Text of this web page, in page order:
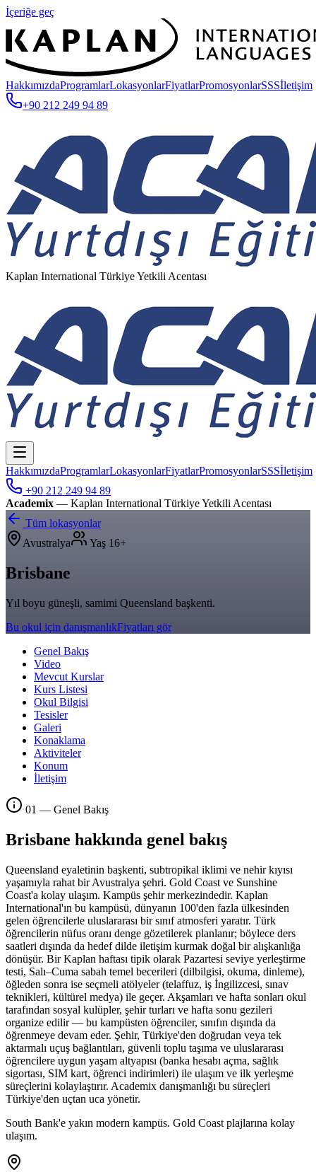
İçeriğe geç
HakkımızdaProgramlarLokasyonlarFiyatlarPromosyonlarSSSİletişim
+90 212 249 94 89
Kaplan International Türkiye Yetkili Acentası
HakkımızdaProgramlarLokasyonlarFiyatlarPromosyonlarSSSİletişim
+90 212 249 94 89
Academix — Kaplan International Türkiye Yetkili Acentası
Tüm lokasyonlar
Avustralya
Yaş 16+
Brisbane
Yıl boyu güneşli, samimi Queensland başkenti.
Bu okul için danışmanlıkFiyatları gör
Genel Bakış
Video
Mevcut Kurslar
Kurs Listesi
Okul Bilgisi
Tesisler
Galeri
Konaklama
Aktiviteler
Konum
İletişim
01 — Genel Bakış
Brisbane hakkında genel bakış
Queensland eyaletinin başkenti, subtropikal iklimi ve nehir kıyısı
yaşamıyla rahat bir Avustralya şehri. Gold Coast ve Sunshine
Coast'a kolay ulaşım. Kampüs şehir merkezindedir. Kaplan
International'ın bu kampüsü, dünyanın 100'den fazla ülkesinden
gelen öğrencilerle uluslararası bir sınıf atmosferi yaratır. Türk
öğrencilerin nüfus oranı denge gözetilerek planlanır; böylece ders
saatleri dışında da hedef dilde iletişim kurmak doğal bir alışkanlığa
dönüşür. Bir Kaplan haftası tipik olarak Pazartesi seviye yerleştirme
testi, Salı–Cuma sabah temel becerileri (dilbilgisi, okuma, dinleme),
öğleden sonra ise seçmeli atölyeler (telaffuz, iş İngilizcesi, sınav
teknikleri, kültürel medya) ile geçer. Akşamları ve hafta sonları okul
tarafından sosyal kulüpler, şehir turları ve hafta sonu gezileri
organize edilir — bu kampüsten öğrenciler, sınıfın dışında da
öğrenmeye devam eder. Şehir, Türkiye'den doğrudan veya tek
aktarmalı uçuş bağlantıları, güvenli toplu taşıma ve uluslararası
öğrencilere uygun yaşam altyapısı (banka hesabı açma, sağlık
sigortası, SIM kart, öğrenci indirimleri) ile ulaşım ve ilk yerleşme
süreçlerini kolaylaştırır. Academix danışmanlığı bu süreçleri
Türkiye'den uçtan uca yönetir.
South Bank'e yakın modern kampüs. Gold Coast plajlarına kolay
ulaşım.